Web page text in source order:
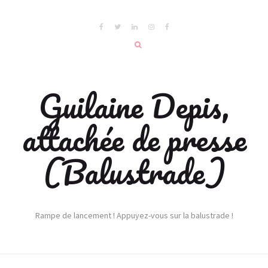
Guilaine Depis,
attachée de presse
(Balustrade)
Rampe de lancement ! Appuyez-vous sur la balustrade !